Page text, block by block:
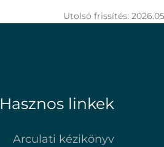
Utolsó frissítés:
Hasznos linkek
Arculati kézikönyv